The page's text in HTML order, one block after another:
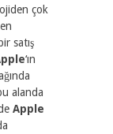
çok
satış
‘ın
alanda
Apple